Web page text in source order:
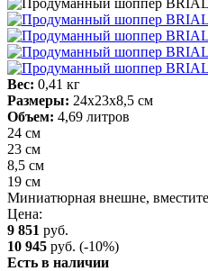
Вес: 0,41 кг
Размеры: 24х23х8,5 см
Объем: 4,69 литров
24 см
23 см
8,5 см
19 см
Миниатюрная внешне,
Цена:
9 851 руб.
10 945 руб. (-10%)
Есть в наличии